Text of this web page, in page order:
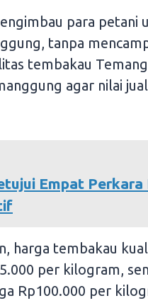
para petani
tanpa
tembakau
agar nilai
Empat
harga tembakau
per kilogram,
Rp100.000 per